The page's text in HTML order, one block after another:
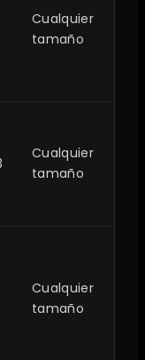
Cualquier
tamaño
Cualquier
tamaño
Cualquier
tamaño